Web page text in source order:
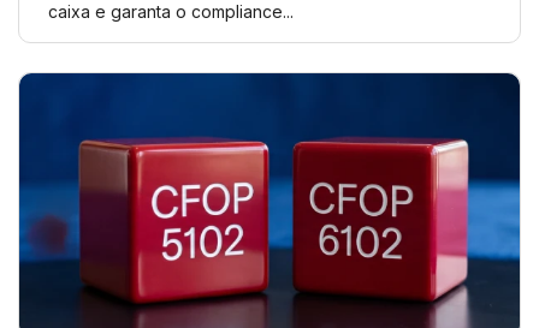
caixa e garanta o compliance...